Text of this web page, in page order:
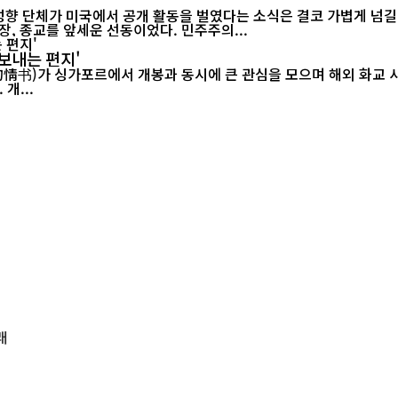
단체가 미국에서 공개 활동을 벌였다는 소식은 결코 가볍게 넘
, 종교를 앞세운 선동이었다. 민주주의...
내는 편지'
서 개봉과 동시에 큰 관심을 모으며 해외 화교 사회의 공감을 이끌어내고
개...